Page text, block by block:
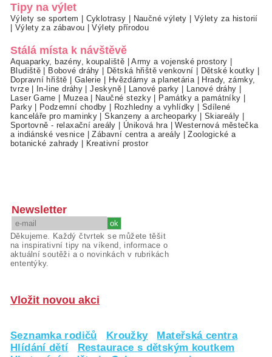
Tipy na výlet
Výlety se sportem Cyklotrasy Naučné výlety
Výlety za historií
Výlety za zábavou |Výlety přírodou
Stálá místa k návštěvě
Aquaparky, bazény, koupaliště |Army a vojenské prostory
Bludiště
Bobové dráhy Dětská hřiště venkovní Dětské koutky
Dopravní hřiště
Galerie Hvězdárny a planetária
Hrady, zámky,
tvrze| In-line dráhy |Jeskyně| Lanové parky Lanové dráhy
Laser Game
Muzea| Naučné stezky Památky a památníky
Parky| Podzemní chodby Rozhledny a vyhlídky
Sdílené
kanceláře pro maminky |Skanzeny a archeoparky Skiareály
Sportovně - relaxační areály
Úniková hra |Westernová městečka
a indiánské vesnice |Zábavní centra a areály |Zoologické a
botanické zahrady
Kreativní prostor
Newsletter
Děkujeme. Každý čtvrtek se můžete těšit
na inspirativní tipy na víkend, informace o
aktuální soutěži a o novinkách v rubrikách
ententýky.
Vložit novou akci
Seznamka rodičů Kroužky
Mateřská centra
Hlídání dětí
Restaurace s dětským koutkem